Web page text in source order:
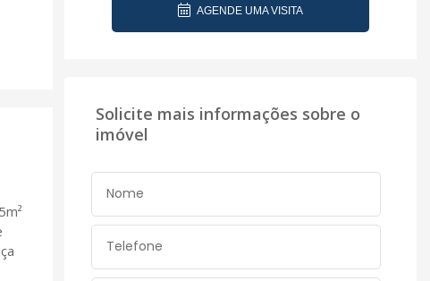
AGENDE UMA VISITA
Solicite mais informações sobre o
imóvel